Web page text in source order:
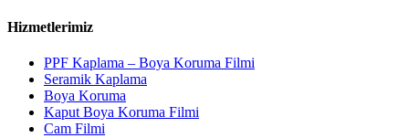
Hizmetlerimiz
PPF Kaplama – Boya Koruma Filmi
Seramik Kaplama
Boya Koruma
Kaput Boya Koruma Filmi
Cam Filmi